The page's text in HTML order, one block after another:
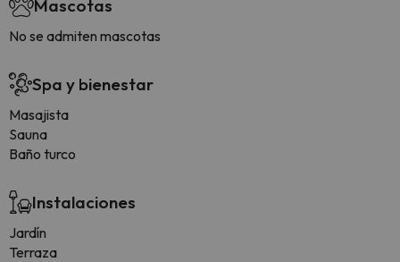
Mascotas
No se admiten mascotas
Spa y bienestar
Masajista
Sauna
Baño turco
Instalaciones
Jardín
Terraza